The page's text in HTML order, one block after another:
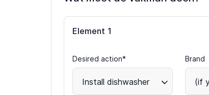
Element 1
Desired action*
Install dishwasher
Brand
(if